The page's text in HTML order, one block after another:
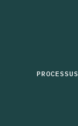
PROCESSUS